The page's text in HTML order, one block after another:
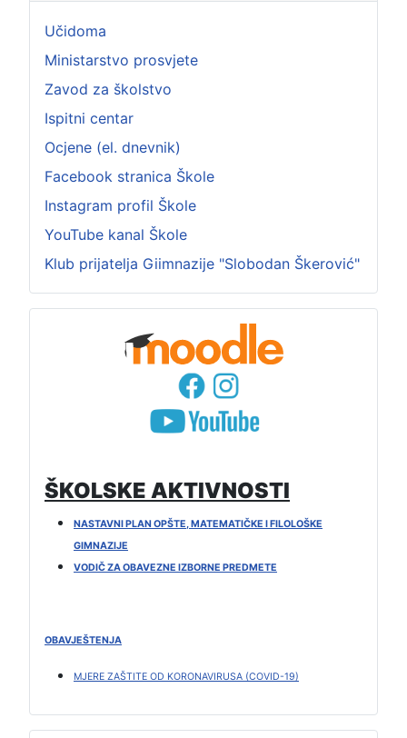
Učidoma
Ministarstvo prosvjete
Zavod za školstvo
Ispitni centar
Ocjene (el. dnevnik)
Facebook stranica Škole
Instagram profil Škole
YouTube kanal Škole
Klub prijatelja Giimnazije "Slobodan Škerović"
ŠKOLSKE AKTIVNOSTI
NASTAVNI PLAN OPŠTE, MATEMATIČKE I FILOLOŠKE
GIMNAZIJE
VODIČ ZA OBAVEZNE IZBORNE PREDMETE
OBAVJEŠTENJA
MJERE ZAŠTITE OD KORONAVIRUSA (COVID-19)